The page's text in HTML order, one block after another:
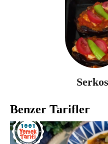
Benzer Tarifler